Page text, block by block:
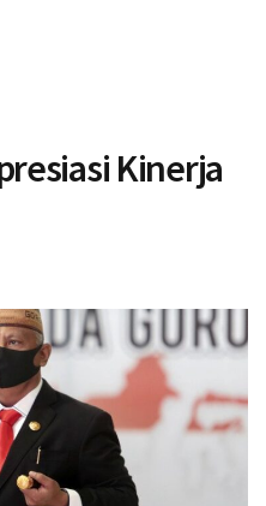
Kinerja